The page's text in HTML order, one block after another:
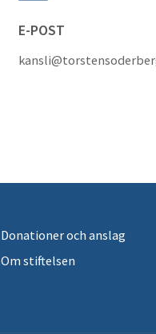
E-POST
Donationer och anslag
Om stiftelsen